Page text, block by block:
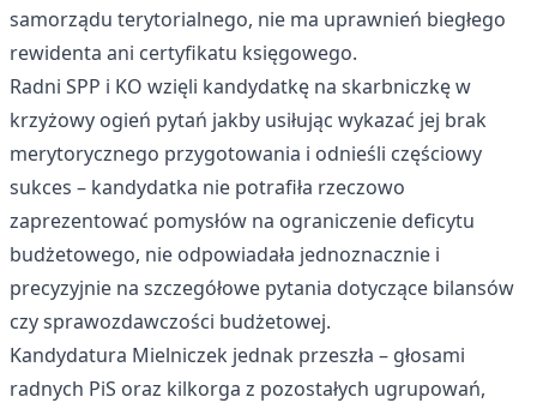
samorządu terytorialnego, nie ma uprawnień biegłego
rewidenta ani certyfikatu księgowego.
Radni SPP i KO wzięli kandydatkę na skarbniczkę w
krzyżowy ogień pytań jakby usiłując wykazać jej brak
merytorycznego przygotowania i odnieśli częściowy
sukces – kandydatka nie potrafiła rzeczowo
zaprezentować pomysłów na ograniczenie deficytu
budżetowego, nie odpowiadała jednoznacznie i
precyzyjnie na szczegółowe pytania dotyczące bilansów
czy sprawozdawczości budżetowej.
Kandydatura Mielniczek jednak przeszła – głosami
radnych PiS oraz kilkorga z pozostałych ugrupowań,